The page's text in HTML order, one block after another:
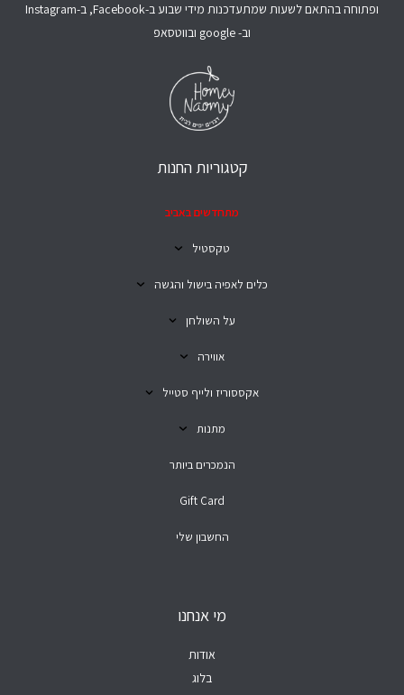
ופתוחה בהתאם לשעות שמתעדכנות מידי שבוע ב-Facebook, ב-Instagram
וב- google ובווטסאפ
קטגוריות החנות
מתחדשים באביב
טקסטיל
כלים לאפיה בישול והגשה
על השולחן
אווירה
אקססוריז ולייף סטייל
מתנות
הנמכרים ביותר
Gift Card
החשבון שלי
מי אנחנו
אודות
בלוג